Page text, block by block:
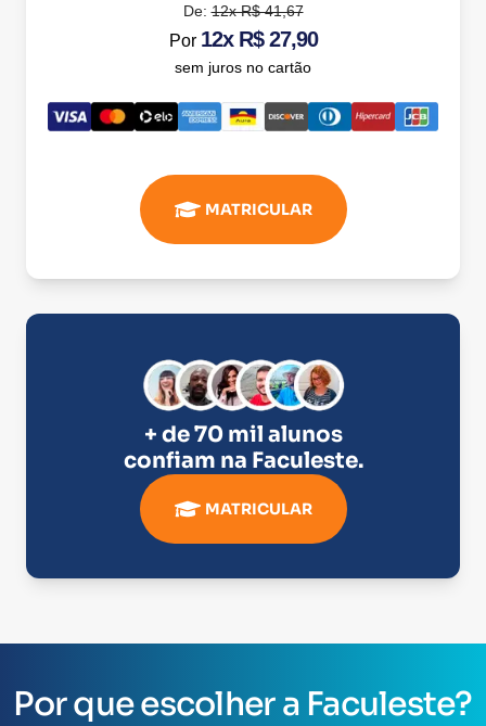
De:12x R$ 41,67
Por 12x R$ 27,90
sem juros no cartão
MATRICULAR
+ de 70 mil alunos
confiam na Faculeste.
MATRICULAR
Por que escolher a Faculeste?